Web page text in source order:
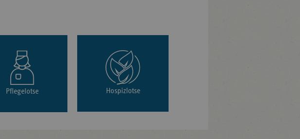
Pflegelotse Hospizlotse